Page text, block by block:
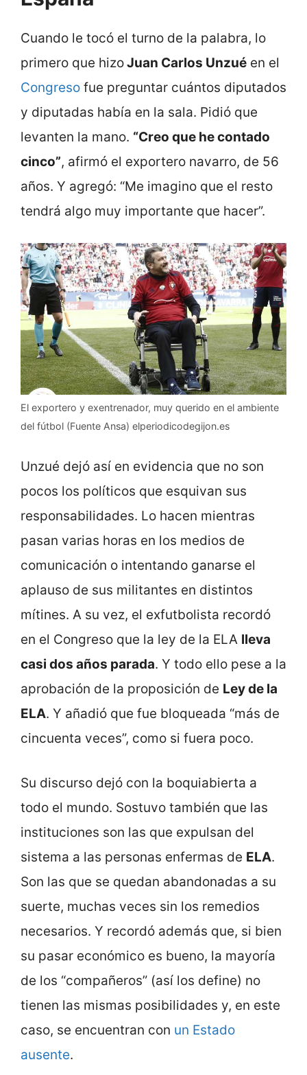
Cuando le tocó el turno de la palabra, lo
primero que hizoJuan Carlos Unzué en el
Congreso fue preguntar cuántos diputados
y diputadas había en la sala. Pidió que
levanten la mano. “Creo que he contado
cinco”, afirmó el exportero navarro, de 56
años. Y agregó: “Me imagino que el resto
tendrá algo muy importante que hacer”.
El exportero y exentrenador, muy querido en el ambiente
del fútbol (Fuente Ansa) elperiodicodegijon.es
Unzué dejó así en evidencia que no son
pocos los políticos que esquivan sus
responsabilidades. Lo hacen mientras
pasan varias horas en los medios de
comunicación o intentando ganarse el
aplauso de sus militantes en distintos
mítines. A su vez, el exfutbolista recordó
en el Congreso que la ley de la ELA lleva
casi dos años parada. Y todo ello pese a la
aprobación de la proposición de Ley de la
ELA. Y añadió que fue bloqueada “más de
cincuenta veces”, como si fuera poco.
Su discurso dejó con la boquiabierta a
todo el mundo. Sostuvo también que las
instituciones son las que expulsan del
sistema a las personas enfermas de ELA.
Son las que se quedan abandonadas a su
suerte, muchas veces sin los remedios
necesarios. Y recordó además que, si bien
su pasar económico es bueno, la mayoría
de los “compañeros” (así los define) no
tienen las mismas posibilidades y, en este
caso, se encuentran con un Estado
ausente.